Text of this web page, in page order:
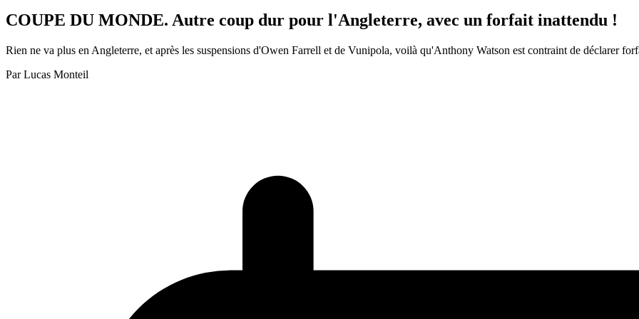
COUPE DU MONDE. Autre coup dur pour l'Angleterre, avec un forfait inattendu !
Rien ne va plus en Angleterre, et après les suspensions d'Owen Farrell et de Vunipola, voilà qu'Anthony Watson est contraint de déclarer
Par Lucas Monteil